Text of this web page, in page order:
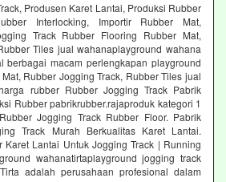
Produsen Karet Lantai, Produksi Rubber
Interlocking, Importir Rubber Mat,
Track Rubber Flooring Rubber Mat,
Tiles jual wahanaplayground wahana
berbagai macam perlengkapan playground
Rubber Jogging Track, Rubber Tiles jual
rubber Rubber Jogging Track Pabrik
Rubber pabrikrubber.rajaproduk kategori 1
Jogging Track Rubber Floor. Pabrik
Track Murah Berkualitas Karet Lantai.
Karet Lantai Untuk Jogging Track | Running
wahanatirtaplayground jogging track
adalah perusahaan profesional dalam